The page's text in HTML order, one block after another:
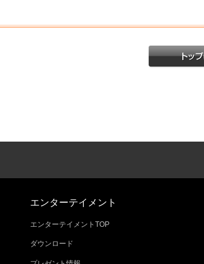
エンターテイメント
エンターテイメントTOP
ダウンロード